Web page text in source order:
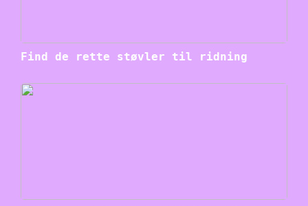
Find de rette støvler til ridning